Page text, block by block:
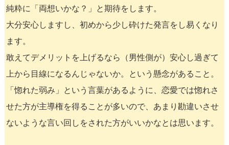
純粋に「両想いかな？」と期待をします。
大分安心しますし、初めから少し砕けた発言をし易くなり
ます。
敢えてデメリットを上げるなら（男性側が）安心し過ぎて
上から目線になるんじゃないか。という懸念があること。
「惚れた弱み」という言葉があるように、恋愛では惚れさ
せた方が主導権を得ることが多いので、あまり勘違いさせ
ないような言い回しをされた方がいいかなとは思います。